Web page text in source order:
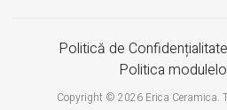
Politică de Confidențialitate
Politica
Copyright © 2026 Erica Ceramica.